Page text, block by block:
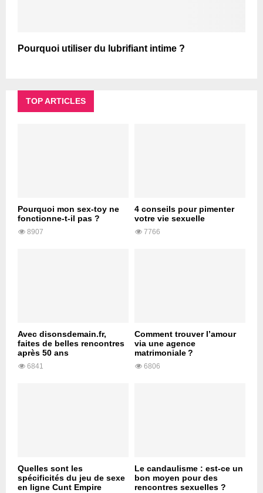
Pourquoi utiliser du lubrifiant intime ?
TOP ARTICLES
Pourquoi mon sex-toy ne
fonctionne-t-il pas ?
8907
4 conseils pour pimenter
votre vie sexuelle
7766
Avec disonsdemain.fr,
faites de belles rencontres
après 50 ans
6841
Comment trouver l’amour
via une agence
matrimoniale ?
6806
Quelles sont les
spécificités du jeu de sexe
en ligne Cunt Empire
Le candaulisme : est-ce un
bon moyen pour des
rencontres sexuelles ?